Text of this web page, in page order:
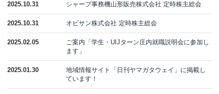
2025.10.31 シャープ事務機山形販売株式会社 定時株主総会
2025.10.31 オビサン株式会社 定時株主総会
2025.02.05
ご案内「学生・UIJターン庄内就職説明会に参加し
ます」
2025.01.30
地域情報サイト「日刊ヤマガタウェイ」に掲載し
ています！